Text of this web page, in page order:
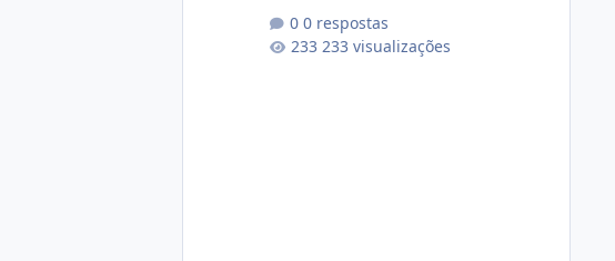
suas atividades ou reduzir sua
operação. Se você possui clientes
0 respostas
233 visualizações